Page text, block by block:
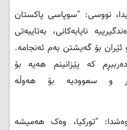
نووسی: "سوپاسی پاکستان
نایابەکانی، بەتایبەتی
ئێران بۆ گەیشتن بەم ئەنجامە.
کە پێزانینم هەیە بۆ
و سعوودیە بۆ هەوڵە
"تورکیا، وەک هەمیشە